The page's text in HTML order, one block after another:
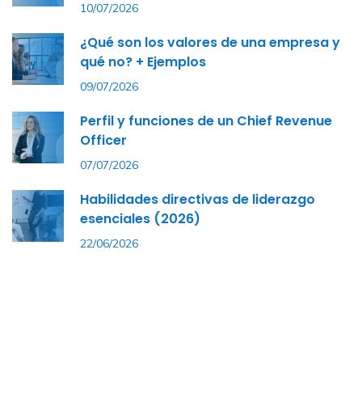
10/07/2026
¿Qué son los valores de una empresa y
qué no? + Ejemplos
09/07/2026
Perfil y funciones de un Chief Revenue
Officer
07/07/2026
Habilidades directivas de liderazgo
esenciales (2026)
22/06/2026